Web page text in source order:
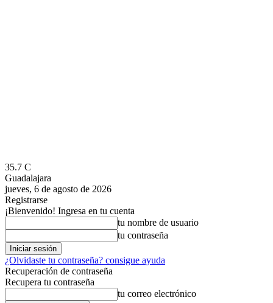
35.7 C
Guadalajara
jueves, 6 de agosto de 2026
Registrarse
¡Bienvenido! Ingresa en tu cuenta
tu nombre de usuario
tu contraseña
¿Olvidaste tu contraseña? consigue ayuda
Recuperación de contraseña
Recupera tu contraseña
tu correo electrónico